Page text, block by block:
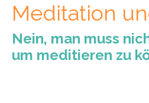
Meditation
Nein, man muss
um meditieren zu